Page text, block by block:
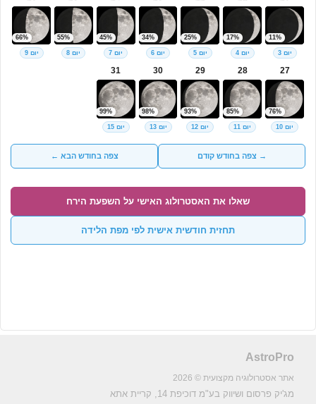
11%
יום 3
17%
יום 4
25%
יום 5
34%
יום 6
45%
יום 7
55%
יום 8
66%
יום 9
27
76%
יום 10
28
85%
יום 11
29
93%
יום 12
30
98%
יום 13
31
99%
יום 15
→ צפה בחודש קודם צפה בחודש הבא ←
שאלו את האסטרולוג האישי על השפעת הירח
תחזית חודשית אישית לפי מפת הלידה
AstroPro
אתר אסטרולוגיה מקצועית © 2026
מג'יק פרסום ושיווק בע"מ דוכיפת 14, קריית אתא